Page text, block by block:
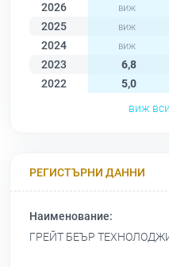
2026
2025
2024
2023
6,8
2022
5,0
виж
РЕГИСТЪРНИ ДАННИ
Наименование:
ГРЕЙТ БЕЪР